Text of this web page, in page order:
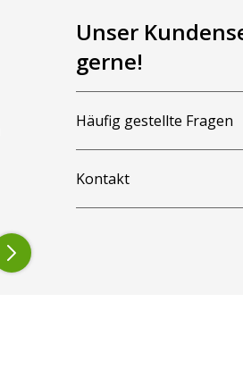
Unser
gerne!
Häufig gestellte Fragen
Kontakt